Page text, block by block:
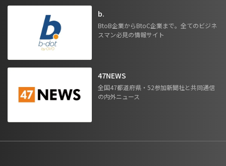
b.
BtoB企業からBtoC企業まで。全てのビジネ
スマン必見の情報サイト
47NEWS
全国47都道府県・52参加新聞社と共同通信
の内外ニュース